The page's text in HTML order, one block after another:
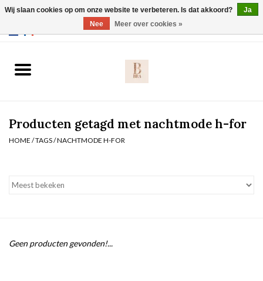
Slip
Nachtmode
Producten getagd met nachtmode h-for
HOME /TAGS/NACHTMODE H-FOR
Geen producten gevonden!...
Wij slaan cookies op om onze website te verbeteren. Is dat akkoord?
Ja
Nee
Meer over cookies »
Webshop werkt met EU maten. .